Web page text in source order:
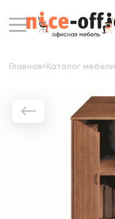
Главная> Каталог мебели